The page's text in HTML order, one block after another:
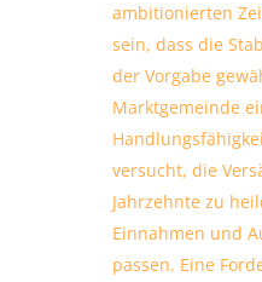
ambitionierten
sein, dass die
der Vorgabe
Marktgemeinde
versucht, die
Jahrzehnte zu
Einnahmen und
passen. Eine